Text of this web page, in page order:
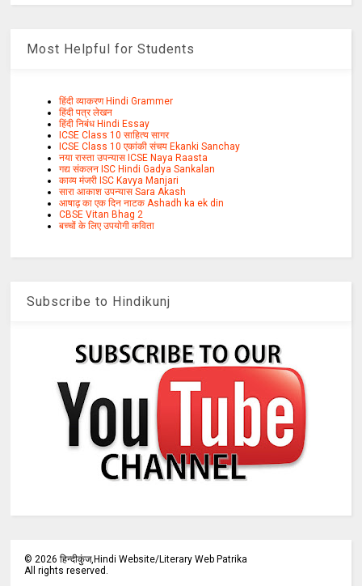
Most Helpful for Students
हिंदी व्याकरण Hindi Grammer
हिंदी पत्र लेखन
हिंदी निबंध Hindi Essay
ICSE Class 10 साहित्य सागर
ICSE Class 10 एकांकी संचय Ekanki Sanchay
नया रास्ता उपन्यास ICSE Naya Raasta
गद्य संकलन ISC Hindi Gadya Sankalan
काव्य मंजरी ISC Kavya Manjari
सारा आकाश उपन्यास Sara Akash
आषाढ़ का एक दिन नाटक Ashadh ka ek din
CBSE Vitan Bhag 2
बच्चों के लिए उपयोगी कविता
Subscribe to Hindikunj
©2026 हिन्दीकुंज,Hindi Website/Literary Web Patrika
All rights reserved.